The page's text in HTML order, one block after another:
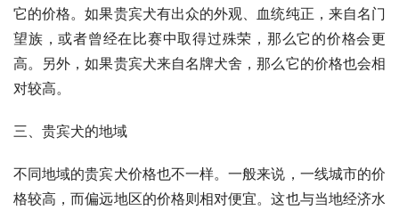
它的价格。如果贵宾犬有出众的外观、血统纯正，来自名门
望族，或者曾经在比赛中取得过殊荣，那么它的价格会更
高。另外，如果贵宾犬来自名牌犬舍，那么它的价格也会相
对较高。
三、贵宾犬的地域
不同地域的贵宾犬价格也不一样。一般来说，一线城市的价
格较高，而偏远地区的价格则相对便宜。这也与当地经济水